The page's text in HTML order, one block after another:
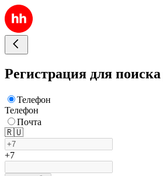
Регистрация для
Телефон
Телефон
Почта
🇷🇺
+7